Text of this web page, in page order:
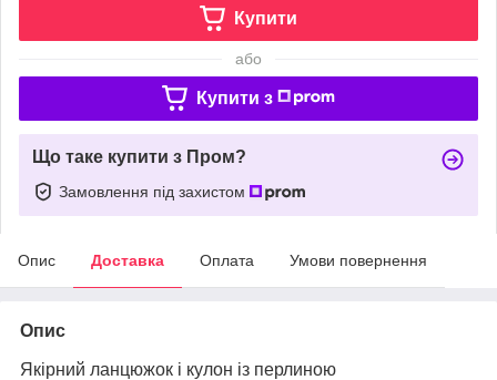
Купити
або
Купити з
Що таке купити з Пром?
Замовлення під захистом
Опис Доставка Оплата Умови повернення
Опис
Якірний ланцюжок і кулон із перлиною